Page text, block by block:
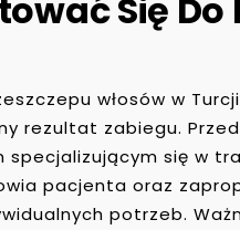
Się Do
włosów w
rezultat zabiegu.
specjalizującym się w
pacjenta oraz
potrzeb.